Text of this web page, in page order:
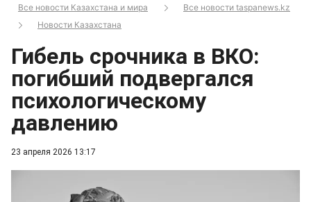
Все новости Казахстана и мира
Все новости taspanews.kz
Новости Казахстана
23 апреля 2026 13:17
Гибель срочника в ВКО:
погибший подвергался
психологическому
давлению